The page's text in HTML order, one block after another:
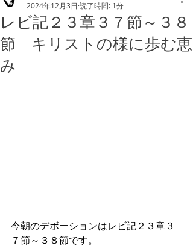
レビ記２３章３７節～３８
節 キリストの様に歩む恵
み
2024年12月3日 読了時間: 1分
今朝のデボーションはレビ記２３章３
７節～３８節です。